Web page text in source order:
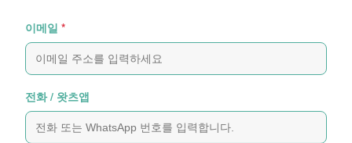
이메일 *
전화 / 왓츠앱